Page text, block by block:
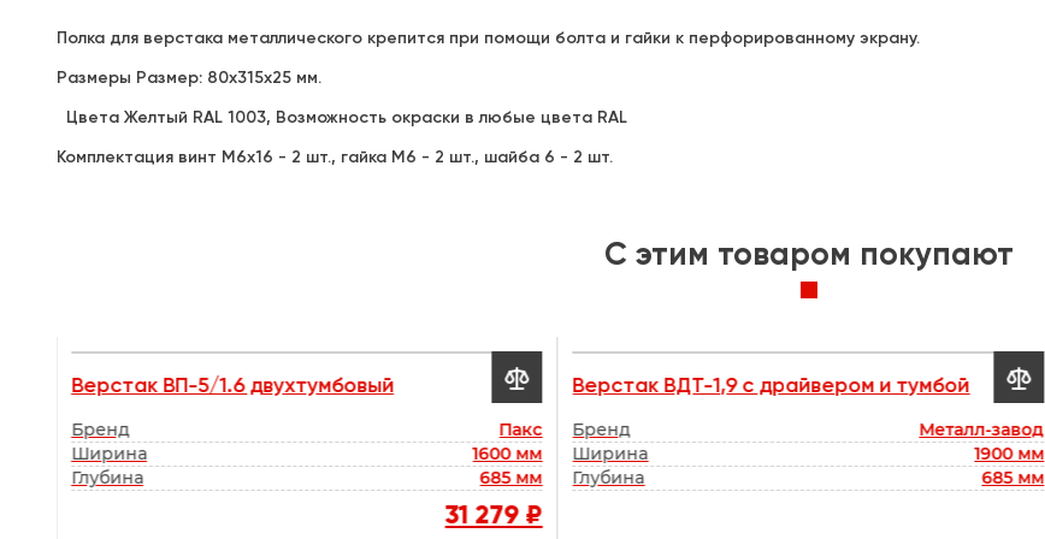
Полка для верстака металлического крепится при помощи болта и гайки к перфорированному экрану.
Размеры Размер: 80х315х25 мм.
Цвета Желтый RAL 1003, Возможность окраски в любые цвета RAL
Комплектация винт М6х16 - 2 шт., гайка М6 - 2 шт., шайба 6 - 2 шт.
C этим товаром покупают
Верстак ВП-5/1.6 двухтумбовый
Бренд
Пакс
Ширина
1600 мм
Глубина
685 мм
31 279 ₽
 Верстак ВДТ-1,9 с драйвером и тумбой
Бренд
Металл-завод
Ширина
1900 мм
Глубина
685 мм
